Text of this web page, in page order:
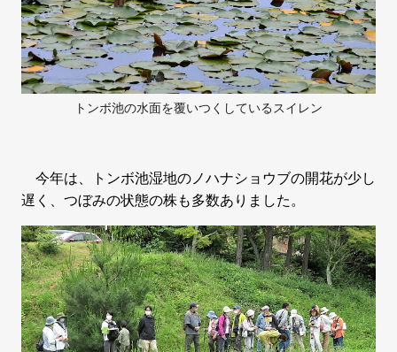
トンボ池の水面を覆いつくしているスイレン
今年は、トンボ池湿地のノハナショウブの開花が少し
遅く、つぼみの状態の株も多数ありました。